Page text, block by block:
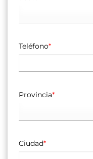
Teléfono*
Provincia*
Ciudad*